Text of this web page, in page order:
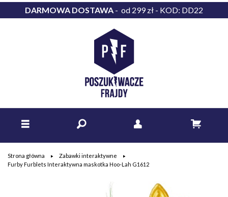
DARMOWA DOSTAWA - od 299 zł - KOD: DD22
Strona główna
Zabawki interaktywne
Furby Furblets Interaktywna maskotka Hoo-Lah G1612